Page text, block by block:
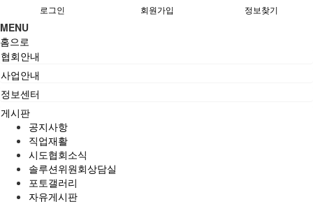
로그인 회원가입 정보찾기
MENU
홈으로
협회안내
사업안내
정보센터
게시판
공지사항
직업재활
시도협회소식
솔루션위원회상담실
포토갤러리
자유게시판